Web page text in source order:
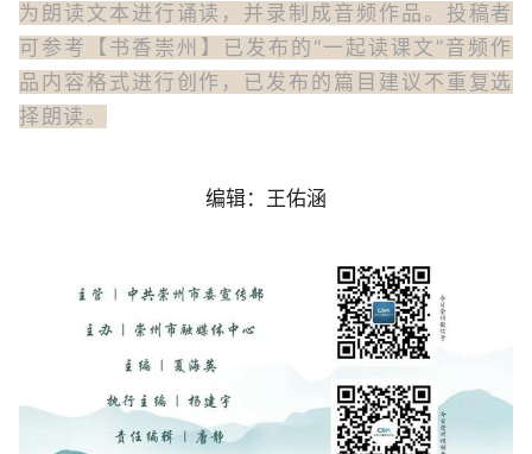
为朗读文本进行诵读，并录制成音频作品。投稿者
可参考【书香崇州】已发布的“一起读课文”音频作
品内容格式进行创作，已发布的篇目建议不重复选
择朗读。
编辑：王佑涵